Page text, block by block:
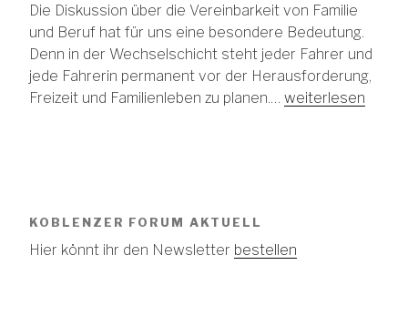
Die Diskussion über die Vereinbarkeit von Familie
und Beruf hat für uns eine besondere Bedeutung.
Denn in der Wechselschicht steht jeder Fahrer und
jede Fahrerin permanent vor der Herausforderung,
Freizeit und Familienleben zu planen.… weiterlesen
KOBLENZER FORUM AKTUELL
Hier könnt ihr den Newsletter bestellen